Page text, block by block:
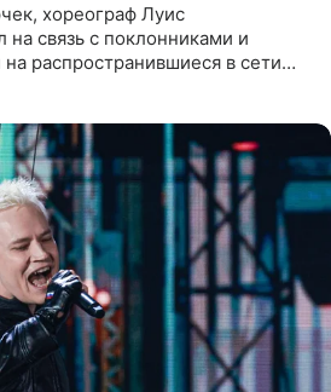
хореограф Луис
связь с поклонниками и
распространившиеся в сети